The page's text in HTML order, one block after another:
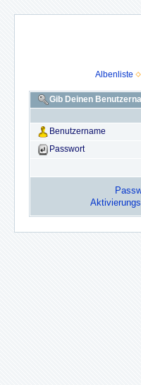
Albenliste
Gib Deinen
Benutzername
Passwort